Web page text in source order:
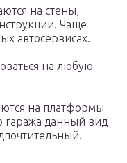
на стены,
Чаще
автосервисах.
на любую
на платформы
гаража данный вид